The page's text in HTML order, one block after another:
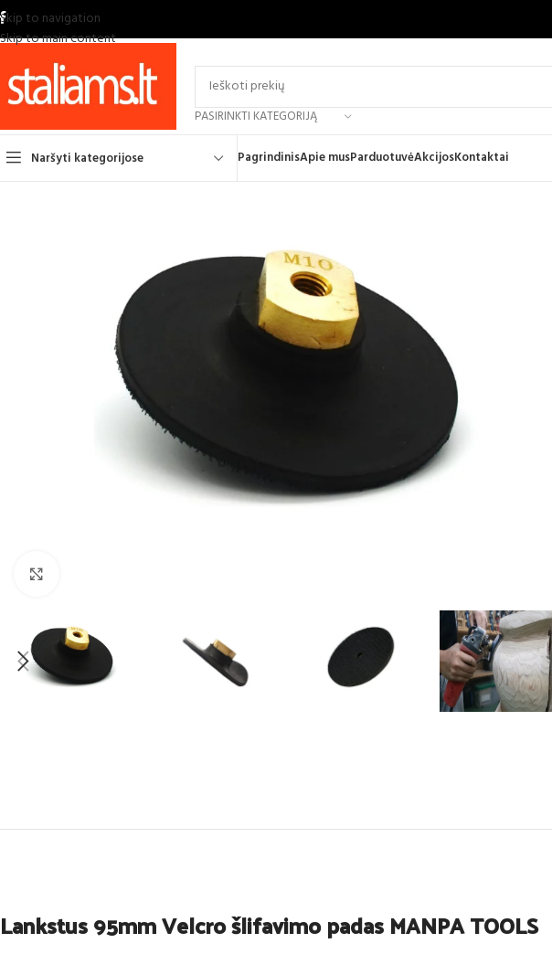
Skip to navigation
Skip to main content
PASIRINKTI KATEGORIJĄ
Naršyti kategorijose PagrindinisApie musParduotuvėAkcijosKontaktai
Lankstus 95mm Velcro šlifavimo padas MANPA TOOLS